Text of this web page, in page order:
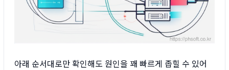
아래 순서대로만 확인해도 원인을 꽤 빠르게 좁힐 수 있어